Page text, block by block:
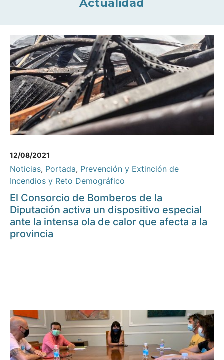
Actualidad
12/08/2021
Noticias, Portada, Prevención y Extinción de
Incendios y Reto Demográfico
El Consorcio de Bomberos de la
Diputación activa un dispositivo especial
ante la intensa ola de calor que afecta a la
provincia